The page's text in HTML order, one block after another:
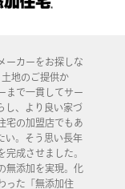
ーカーをお探しな
土地のご提供か
まで一貫してサー
し、より良い家づ
宅の加盟店でもあ
い。そう思い長年
成させました。
無添加を実現。化
った「無添加住